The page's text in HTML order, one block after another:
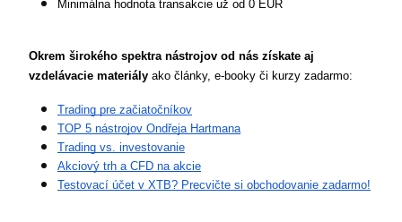
Minimálna hodnota transakcie už od 0 EUR
Okrem širokého spektra nástrojov od nás získate aj
vzdelávacie materiály ako články, e-booky či kurzy zadarmo:
Trading pre začiatočníkov
TOP 5 nástrojov Ondřeja Hartmana
Trading vs. investovanie
Akciový trh a CFD na akcie
Testovací účet v XTB? Precvičte si obchodovanie zadarmo!